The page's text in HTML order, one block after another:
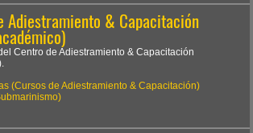
Adiestramiento & Capacitación
Centro de Adiestramiento & Capacitación
(Cursos de Adiestramiento & Capacitación)